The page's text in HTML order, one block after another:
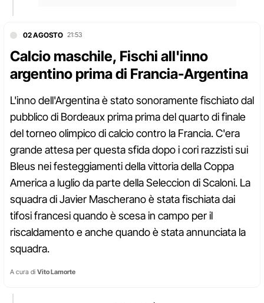
02 AGOSTO 21:53
Calcio maschile, Fischi all'inno
argentino prima di Francia-Argentina
L'inno dell'Argentina è stato sonoramente fischiato dal
pubblico di Bordeaux prima prima del quarto di finale
del torneo olimpico di calcio contro la Francia. C'era
grande attesa per questa sfida dopo i cori razzisti sui
Bleus nei festeggiamenti della vittoria della Coppa
America a luglio da parte della Seleccion di Scaloni. La
squadra di Javier Mascherano è stata fischiata dai
tifosi francesi quando è scesa in campo per il
riscaldamento e anche quando è stata annunciata la
squadra.
A cura di Vito Lamorte